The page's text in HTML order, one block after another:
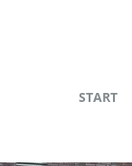
START